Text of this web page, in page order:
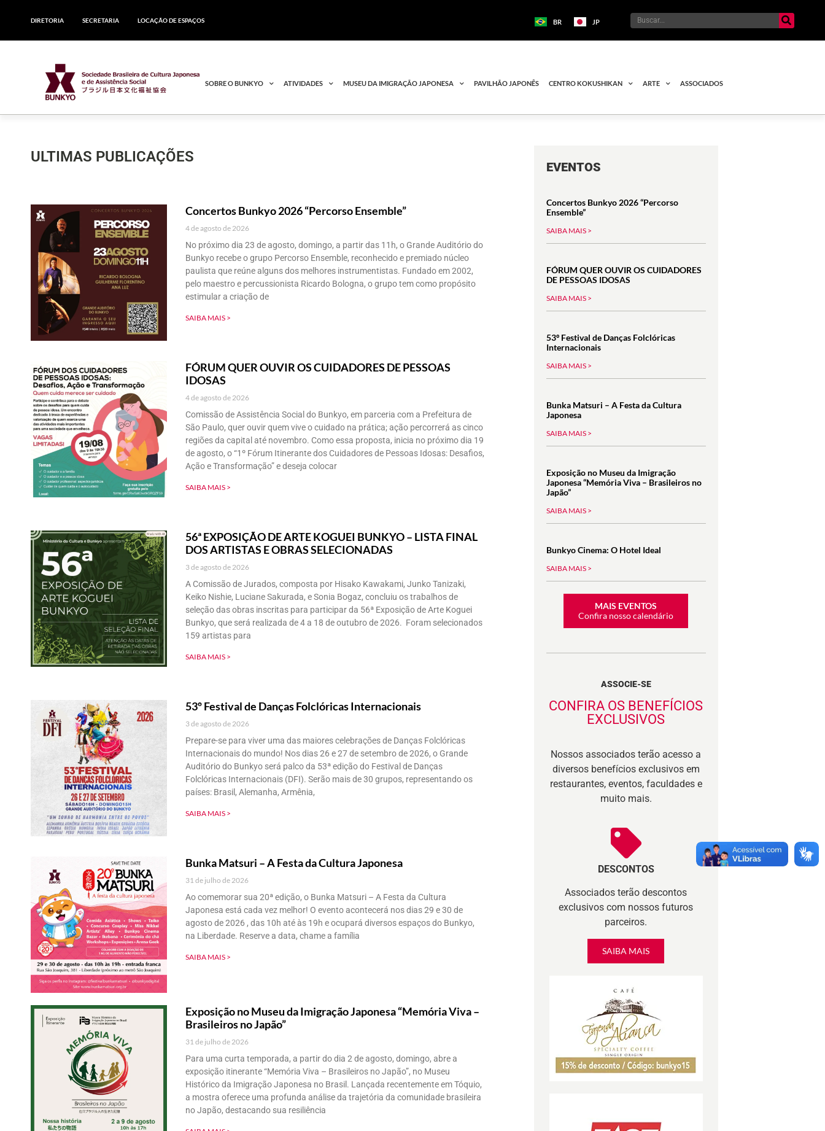
DIRETORIA SECRETARIA LOCAÇÃO DE ESPAÇOS BR JP
SOBRE O BUNKYO ATIVIDADES MUSEU DA IMIGRAÇÃO JAPONESA PAVILHÃO JAPONÊS CENTRO KOKUSHIKAN ARTE ASSOCIADOS
ULTIMAS PUBLICAÇÕES
Concertos Bunkyo 2026 “Percorso Ensemble”
4 de agosto de 2026
No próximo dia 23 de agosto, domingo, a partir das 11h, o Grande Auditório do
Bunkyo recebe o grupo Percorso Ensemble, reconhecido e premiado núcleo
paulista que reúne alguns dos melhores instrumentistas. Fundado em 2002,
pelo maestro e percussionista Ricardo Bologna, o grupo tem como propósito
estimular a criação de
SAIBA MAIS >
FÓRUM QUER OUVIR OS CUIDADORES DE PESSOAS
IDOSAS
4 de agosto de 2026
Comissão de Assistência Social do Bunkyo, em parceria com a Prefeitura de
São Paulo, quer ouvir quem vive o cuidado na prática; ação percorrerá as cinco
regiões da capital até novembro. Como essa proposta, inicia no próximo dia 19
de agosto, o “1º Fórum Itinerante dos Cuidadores de Pessoas Idosas: Desafios,
Ação e Transformação” e deseja colocar
SAIBA MAIS >
56ª EXPOSIÇÃO DE ARTE KOGUEI BUNKYO – LISTA FINAL
DOS ARTISTAS E OBRAS SELECIONADAS
3 de agosto de 2026
A Comissão de Jurados, composta por Hisako Kawakami, Junko Tanizaki,
Keiko Nishie, Luciane Sakurada, e Sonia Bogaz, concluiu os trabalhos de
seleção das obras inscritas para participar da 56ª Exposição de Arte Koguei
Bunkyo, que será realizada de 4 a 18 de outubro de 2026. Foram selecionados
159 artistas para
SAIBA MAIS >
53º Festival de Danças Folclóricas Internacionais
3 de agosto de 2026
Prepare-se para viver uma das maiores celebrações de Danças Folclóricas
Internacionais do mundo! Nos dias 26 e 27 de setembro de 2026, o Grande
Auditório do Bunkyo será palco da 53ª edição do Festival de Danças
Folclóricas Internacionais (DFI). Serão mais de 30 grupos, representando os
países: Brasil, Alemanha, Armênia,
SAIBA MAIS >
Bunka Matsuri – A Festa da Cultura Japonesa
31 de julho de 2026
Ao comemorar sua 20ª edição, o Bunka Matsuri – A Festa da Cultura
Japonesa está cada vez melhor! O evento acontecerá nos dias 29 e 30 de
agosto de 2026 , das 10h até às 19h e ocupará diversos espaços do Bunkyo,
na Liberdade. Reserve a data, chame a família
SAIBA MAIS >
Exposição no Museu da Imigração Japonesa “Memória Viva –
Brasileiros no Japão”
31 de julho de 2026
Para uma curta temporada, a partir do dia 2 de agosto, domingo, abre a
exposição itinerante “Memória Viva – Brasileiros no Japão”, no Museu
Histórico da Imigração Japonesa no Brasil. Lançada recentemente em Tóquio,
a mostra oferece uma profunda análise da trajetória da comunidade brasileira
no Japão, destacando sua resiliência
EVENTOS
Concertos Bunkyo 2026 “Percorso
Ensemble”
SAIBA MAIS >
FÓRUM QUER OUVIR OS CUIDADORES
DE PESSOAS IDOSAS
SAIBA MAIS >
53º Festival de Danças Folclóricas
Internacionais
SAIBA MAIS >
Bunka Matsuri – A Festa da Cultura
Japonesa
SAIBA MAIS >
Exposição no Museu da Imigração
Japonesa “Memória Viva – Brasileiros no
Japão”
SAIBA MAIS >
Bunkyo Cinema: O Hotel Ideal
SAIBA MAIS >
MAIS EVENTOS
Confira nosso calendário
ASSOCIE-SE
CONFIRA OS BENEFÍCIOS
EXCLUSIVOS
Nossos associados terão acesso a
diversos benefícios exclusivos em
restaurantes, eventos, faculdades e
muito mais.
DESCONTOS
Associados terão descontos
exclusivos com nossos futuros
parceiros.
SAIBA MAIS